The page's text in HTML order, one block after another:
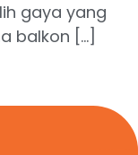
gaya yang
balkon […]